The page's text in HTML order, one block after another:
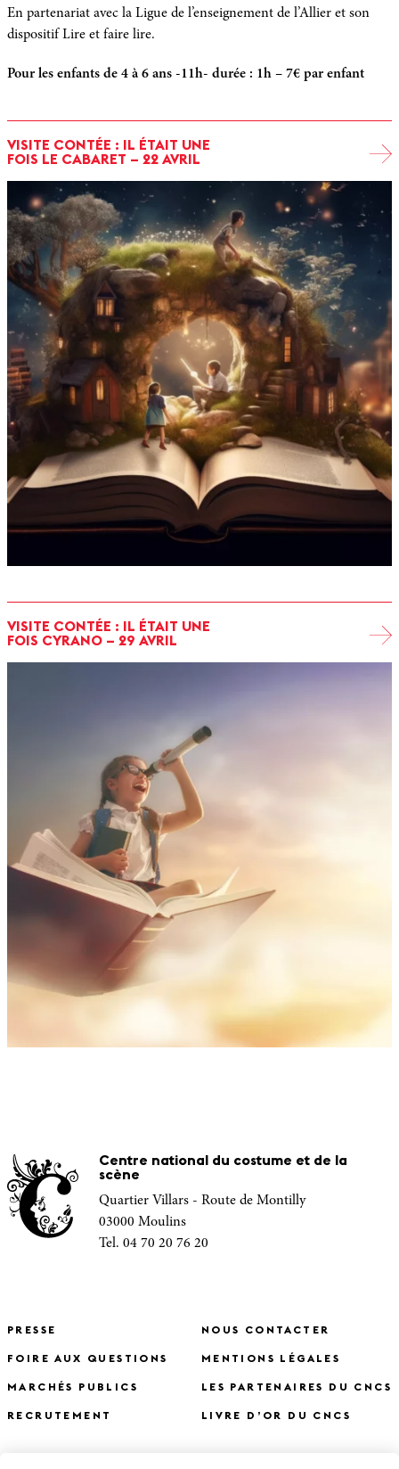
En partenariat avec la Ligue de l’enseignement de l’Allier et son
dispositif Lire et faire lire.
Pour les enfants de 4 à 6 ans -11h- durée : 1h – 7€ par enfant
VISITE CONTÉE : IL ÉTAIT UNE
FOIS LE CABARET – 22 AVRIL
VISITE CONTÉE : IL ÉTAIT UNE
FOIS CYRANO – 29 AVRIL
Centre national du costume et de la
scène
Quartier Villars - Route de Montilly
03000 Moulins
Tel. 04 70 20 76 20
PRESSE
FOIRE AUX QUESTIONS
MARCHÉS PUBLICS
RECRUTEMENT
NOUS CONTACTER
MENTIONS LÉGALES
LES PARTENAIRES DU CNCS
LIVRE D’OR DU CNCS